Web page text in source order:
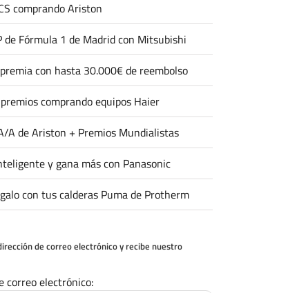
comprando Ariston
de Fórmula 1 de Madrid con Mitsubishi
con hasta 30.000€ de reembolso
comprando equipos Haier
A de Ariston + Premios Mundialistas
y gana más con Panasonic
con tus calderas Puma de Protherm
de correo electrónico y recibe nuestro
correo electrónico: